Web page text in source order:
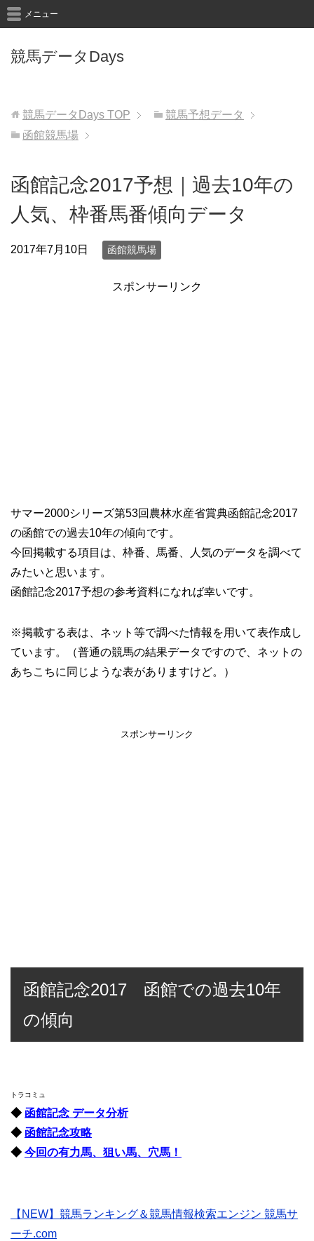
競馬データDays
メニュー
競馬データDays TOP
競馬予想データ
函館競馬場
函館記念2017予想｜過去10年の
人気、枠番馬番傾向データ
2017年7月10日 函館競馬場
スポンサーリンク
サマー2000シリーズ第53回農林水産省賞典函館記念2017
の函館での過去10年の傾向です。
今回掲載する項目は、枠番、馬番、人気のデータを調べて
みたいと思います。
函館記念2017予想の参考資料になれば幸いです。
※掲載する表は、ネット等で調べた情報を用いて表作成し
ています。（普通の競馬の結果データですので、ネットの
あちこちに同じような表がありますけど。）
スポンサーリンク
函館記念2017 函館での過去10年
の傾向
トラコミュ
◆ 函館記念 データ分析
◆ 函館記念攻略
◆ 今回の有力馬、狙い馬、穴馬！
【NEW】競馬ランキング＆競馬情報検索エンジン 競馬サ
ーチ.com